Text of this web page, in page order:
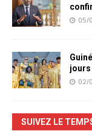
05/
jours
02/
SUIVEZ LE